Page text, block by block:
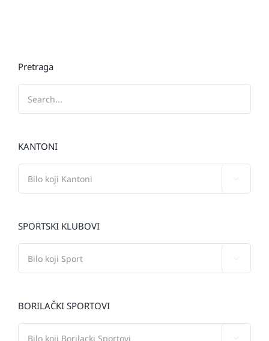
Pretraga
KANTONI
SPORTSKI KLUBOVI
BORILAČKI SPORTOVI